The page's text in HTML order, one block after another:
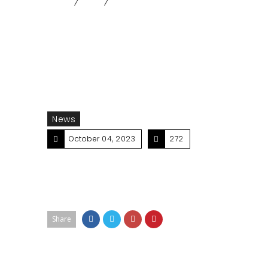
News
October 04, 2023 272
Share